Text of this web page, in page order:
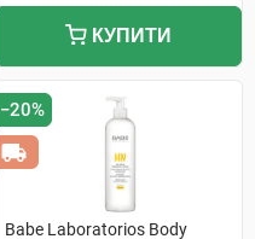
КУПИТИ
−20%
Babe Laboratorios Body